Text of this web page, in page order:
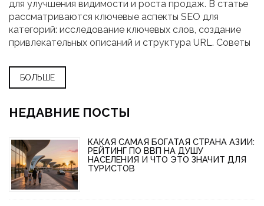
для улучшения видимости и роста продаж. В статье
рассматриваются ключевые аспекты SEO для
категорий: исследование ключевых слов, создание
привлекательных описаний и структура URL. Советы
привлечь больше клиентов.
БОЛЬШЕ
НЕДАВНИЕ ПОСТЫ
КАКАЯ САМАЯ БОГАТАЯ СТРАНА АЗИИ:
РЕЙТИНГ ПО ВВП НА ДУШУ
НАСЕЛЕНИЯ И ЧТО ЭТО ЗНАЧИТ ДЛЯ
ТУРИСТОВ